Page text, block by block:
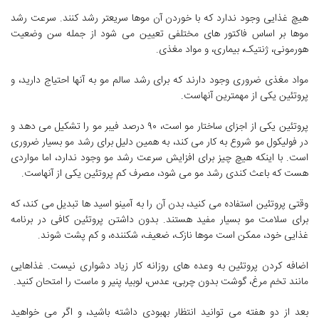
هیچ غذایی وجود ندارد که با خوردن آن موها سریعتر رشد کنند. سرعت رشد
موها بر اساس فاکتور های مختلفی تعیین می شود از جمله سن وضعیت
هورمونی، ژنتیک، بیماری، و مواد مغذی.
مواد مغذی ضروری وجود دارند که برای رشد سالم مو به آنها احتیاج دارید، و
پروتئین یکی از مهمترین آنهاست.
پروتئین یکی از اجزای ساختار مو است، ۹۰ درصد فیبر مو را تشکیل می دهد و
در فولیکول مو شروع به کار می کند، به همین دلیل برای رشد مو بسیار ضروری
است. با اینکه هیچ چیز برای افزایش سرعت رشد مو وجود ندارد، اما مواردی
هست که باعث کندی رشد مو می شود، مصرف کم پروتئین یکی از آنهاست.
وقتی پروتئین استفاده می کنید، بدن آن را به آمینو اسید ها تبدیل می کند، که
برای سلامت مو بسیار مفید هستند. بدون داشتن پروتئین کافی در برنامه
غذایی خود، ممکن است موها نازک، ضعیف، شکننده، و کم پشت شوند.
اضافه کردن پروتئین به وعده های روزانه کار زیاد دشواری نیست. غذاهایی
مانند تخم مرغ، گوشت بدون چربی، عدس، لوبیا، پنیر و ماست را امتحان کنید.
بعد از دو هفته می توانید انتظار بهبودی داشته باشید، و اگر می خواهید